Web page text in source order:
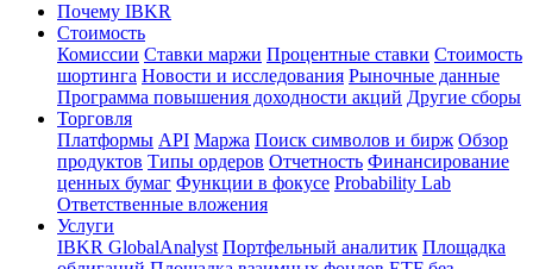
Почему IBKR
Стоимость
Комиссии Ставки маржи Процентные ставки Стоимость
шортинга Новости и исследования Рыночные данные
Программа повышения доходности акций Другие сборы
Торговля
Платформы API Маржа Поиск символов и бирж Обзор
продуктов Типы ордеров Отчетность Финансирование
ценных бумаг Функции в фокусе Probability Lab
Ответственные вложения
Услуги
IBKR GlobalAnalyst Портфельный аналитик Площадка